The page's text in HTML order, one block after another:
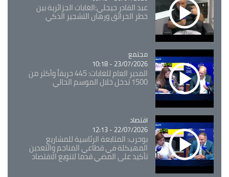
عبد القادر جيجلي:الغابات الجزائرية بين
خطر الحرائق ورهان التشجير الذكي
Catégorie
مجتمع
23/07/2026 - 10:18
المدير العام للغابات: 445 حريقاً وأكثر من
1500 تدخل خلال الموسم الحالي
Catégorie
اقتصاد
22/07/2026 - 12:13
بوحرب: المتابعة الرئاسية للمشاريع
المهيكلة في قطاعي المناجم والتعدين
تأكيد على المضي قدما لتنويع الاقتصاد